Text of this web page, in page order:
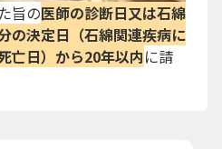
旨の医師の診断日又は石綿
の決定日（石綿関連疾病に
亡日）から20年以内に請